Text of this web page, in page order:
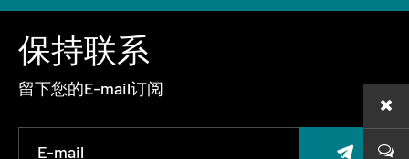
保持联系
留下您的E-mail订阅